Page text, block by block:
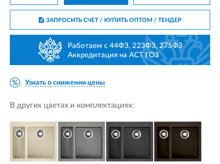
ЗАПРОСИТЬ СЧЕТ / КУПИТЬ ОПТОМ/ ТЕНДЕР
Работаем с 44ФЗ, 223ФЗ, 275ФЗ
Аккредитация на АСТ ГОЗ
Узнать о снижении цены
В других цветах и комплектациях: